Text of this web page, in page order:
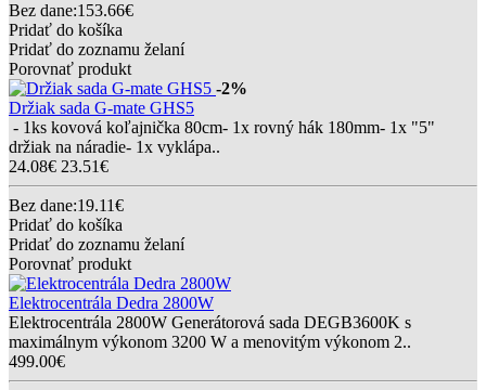
Bez dane:153.66€
Pridať do košíka
Pridať do zoznamu želaní
Porovnať produkt
-2%
Držiak sada G-mate GHS5
- 1ks kovová koľajnička 80cm- 1x rovný hák 180mm- 1x "5"
držiak na náradie- 1x vyklápa..
24.08€ 23.51€
Bez dane:19.11€
Pridať do košíka
Pridať do zoznamu želaní
Porovnať produkt
Elektrocentrála Dedra 2800W
Elektrocentrála 2800W Generátorová sada DEGB3600K s
maximálnym výkonom 3200 W a menovitým výkonom 2..
499.00€